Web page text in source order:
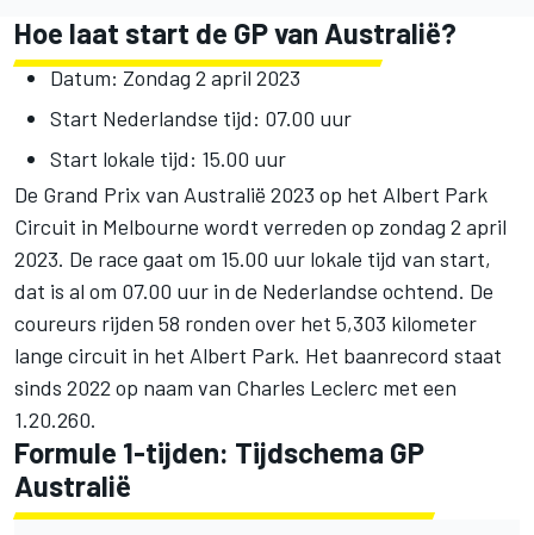
Hoe laat start de GP van Australië?
Datum: Zondag 2 april 2023
Start Nederlandse tijd: 07.00 uur
Start lokale tijd: 15.00 uur
De Grand Prix van Australië 2023 op het Albert Park
Circuit in Melbourne wordt verreden op zondag 2 april
2023. De race gaat om 15.00 uur lokale tijd van start,
dat is al om 07.00 uur in de Nederlandse ochtend. De
coureurs rijden 58 ronden over het 5,303 kilometer
lange circuit in het Albert Park. Het baanrecord staat
sinds 2022 op naam van Charles Leclerc met een
1.20.260.
Formule 1-tijden: Tijdschema GP
Australië